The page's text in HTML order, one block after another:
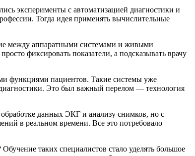
эксперименты с автоматизацией диагностики и
Тогда идея применять вычислительные
между аппаратными системами и живыми
фиксировать показатели, а подсказывать врачу
функциями пациентов. Такие системы уже
Это был важный перелом — технология
данных ЭКГ и анализу снимков, но с
в реальном времени. Все это потребовало
таких специалистов стало уделять большое